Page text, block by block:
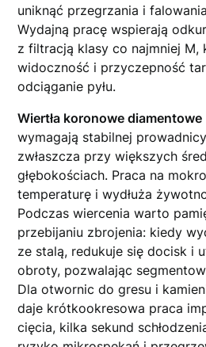
uniknąć przegrzania i
Wydajną pracę wspierają
z filtracją klasy co najmniej M,
widoczność i przyczepność
odciąganie pyłu.
Wiertła koronowe diamentowe
wymagają stabilnej
zwłaszcza przy większych
głębokościach. Praca na
temperaturę i wydłuża
Podczas wiercenia warto
przebijaniu zbrojenia: kiedy
ze stalą, redukuje się docisk i
obroty, pozwalając
Dla otwornic do gresu i
daje krótkookresowa praca
cięcia, kilka sekund